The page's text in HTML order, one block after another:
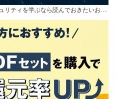
リティを学ぶなら読んでおきたいお…